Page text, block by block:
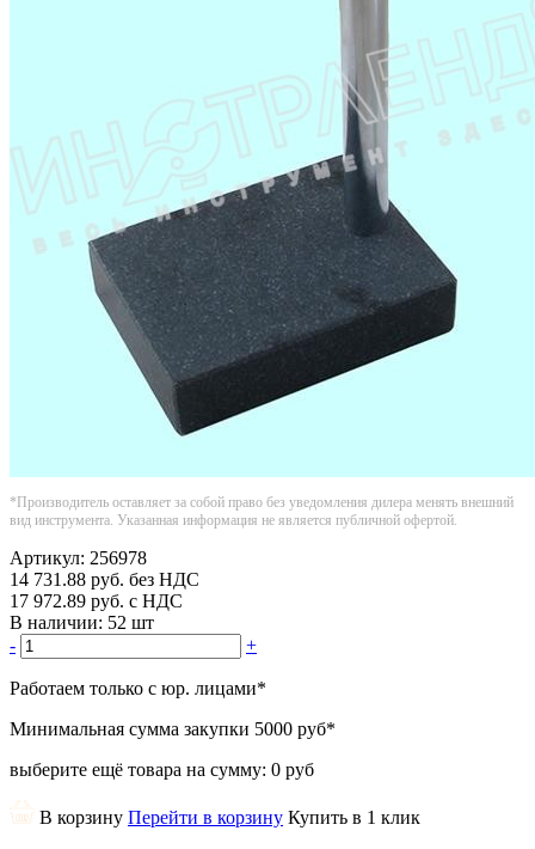
*Производитель оставляет за собой право без уведомления дилера менять внешний
вид инструмента. Указанная информация не является публичной офертой.
Артикул: 256978
14 731.88 руб. без НДС
17 972.89 руб. с НДС
В наличии: 52 шт
-
+
Работаем только с юр. лицами*
Минимальная сумма закупки 5000 руб*
выберите ещё товара на сумму: 0 руб
В корзину Перейти в корзину Купить в 1 клик